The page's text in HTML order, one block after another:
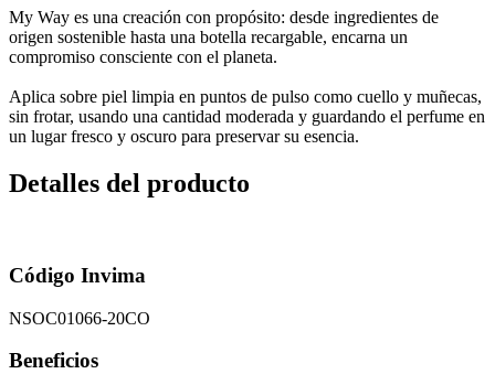
My Way es una creación con propósito: desde ingredientes de
origen sostenible hasta una botella recargable, encarna un
compromiso consciente con el planeta.
Aplica sobre piel limpia en puntos de pulso como cuello y muñecas,
sin frotar, usando una cantidad moderada y guardando el perfume en
un lugar fresco y oscuro para preservar su esencia.
Detalles del producto
Código Invima
NSOC01066-20CO
Beneficios